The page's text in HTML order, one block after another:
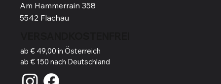
Am Hammerrain 358
5542 Flachau
ab € 49,00 in Österreich
ab € 150 nach Deutschland